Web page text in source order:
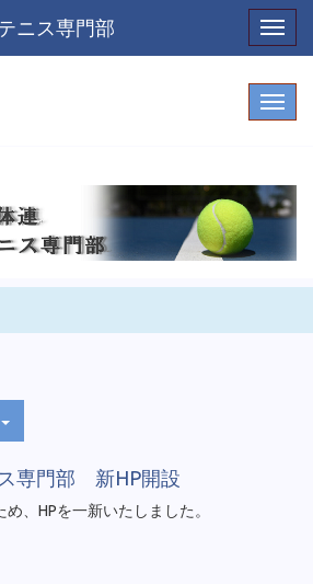
ニス専門部
専門部 新HP開設
、HPを一新いたしました。